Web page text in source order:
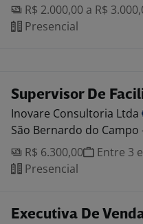
R$ 2.000,00 a R$
Presencial
Supervisor De
Inovare Consultoria Ltda
São Bernardo do Campo
R$ 6.300,00
Entre 3
Presencial
Executiva De